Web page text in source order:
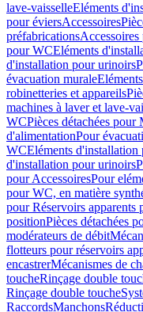
lave-vaisselleEléments
pour éviersAccessoires
préfabrications
pour WCEléments
d'installation pour urinoirs
évacuation murale
robinetteries et appareils
machines à laver et lave-
WCPièces détachées
d'alimentationPour
WCEléments d'installation
d'installation pour urinoirs
pour AccessoiresPour
pour WC, en matière
pour Réservoirs apparents
positionPièces détachées
modérateurs de débit
flotteurs pour réservoirs
encastrerMécanismes de
toucheRinçage double
Rinçage double touche
RaccordsManchons